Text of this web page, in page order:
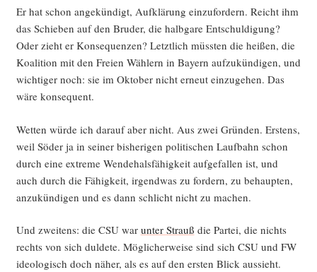
Er hat schon ange­kün­digt, Auf­klä­rung ein­zu­for­dern. Reicht ihm
das Schie­ben auf den Bru­der, die halb­ga­re Ent­schul­di­gung?
Oder zieht er Kon­se­quen­zen? Letzt­lich müss­ten die hei­ßen, die
Koali­ti­on mit den Frei­en Wäh­lern in Bay­ern auf­zu­kün­di­gen, und
wich­ti­ger noch: sie im Okto­ber nicht erneut ein­zu­ge­hen. Das
wäre konsequent.
Wet­ten wür­de ich dar­auf aber nicht. Aus zwei Grün­den. Ers­tens,
weil Söder ja in sei­ner bis­he­ri­gen poli­ti­schen Lauf­bahn schon
durch eine extre­me Wen­de­hals­fä­hig­keit auf­ge­fal­len ist, und
auch durch die Fähig­keit, irgend­was zu for­dern, zu behaup­ten,
anzu­kün­di­gen und es dann schlicht nicht zu machen.
Und zwei­tens: die CSU war unter Strauß die Par­tei, die nichts
rechts von sich dul­de­te. Mög­li­cher­wei­se sind sich CSU und FW
ideo­lo­gisch doch näher, als es auf den ers­ten Blick aus­sieht.